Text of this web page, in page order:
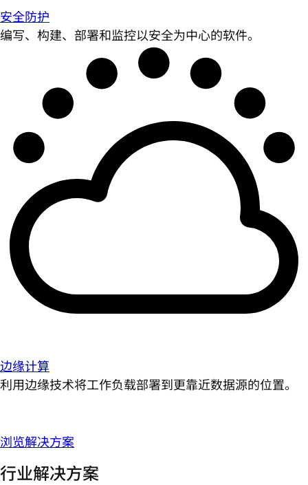
安全防护
编写、构建、部署和监控以安全为中心的软件。
边缘计算
利用边缘技术将工作负载部署到更靠近数据源的位置。
浏览解决方案
行业解决方案